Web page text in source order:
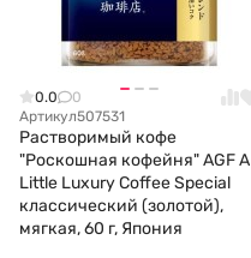
0.0
0
Артикул507531
Растворимый кофе
"Роскошная кофейня" AGF A
Little Luxury Coffee Special
классический (золотой),
мягкая, 60 г, Япония